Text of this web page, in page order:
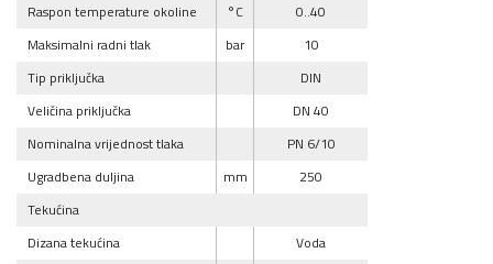
Raspon temperature okoline
°C
0..40
Maksimalni radni tlak
bar
10
Tip priključka
DIN
Veličina priključka
DN 40
Nominalna vrijednost tlaka
PN 6/10
Ugradbena duljina
mm
250
Tekućina
Dizana tekućina
Voda